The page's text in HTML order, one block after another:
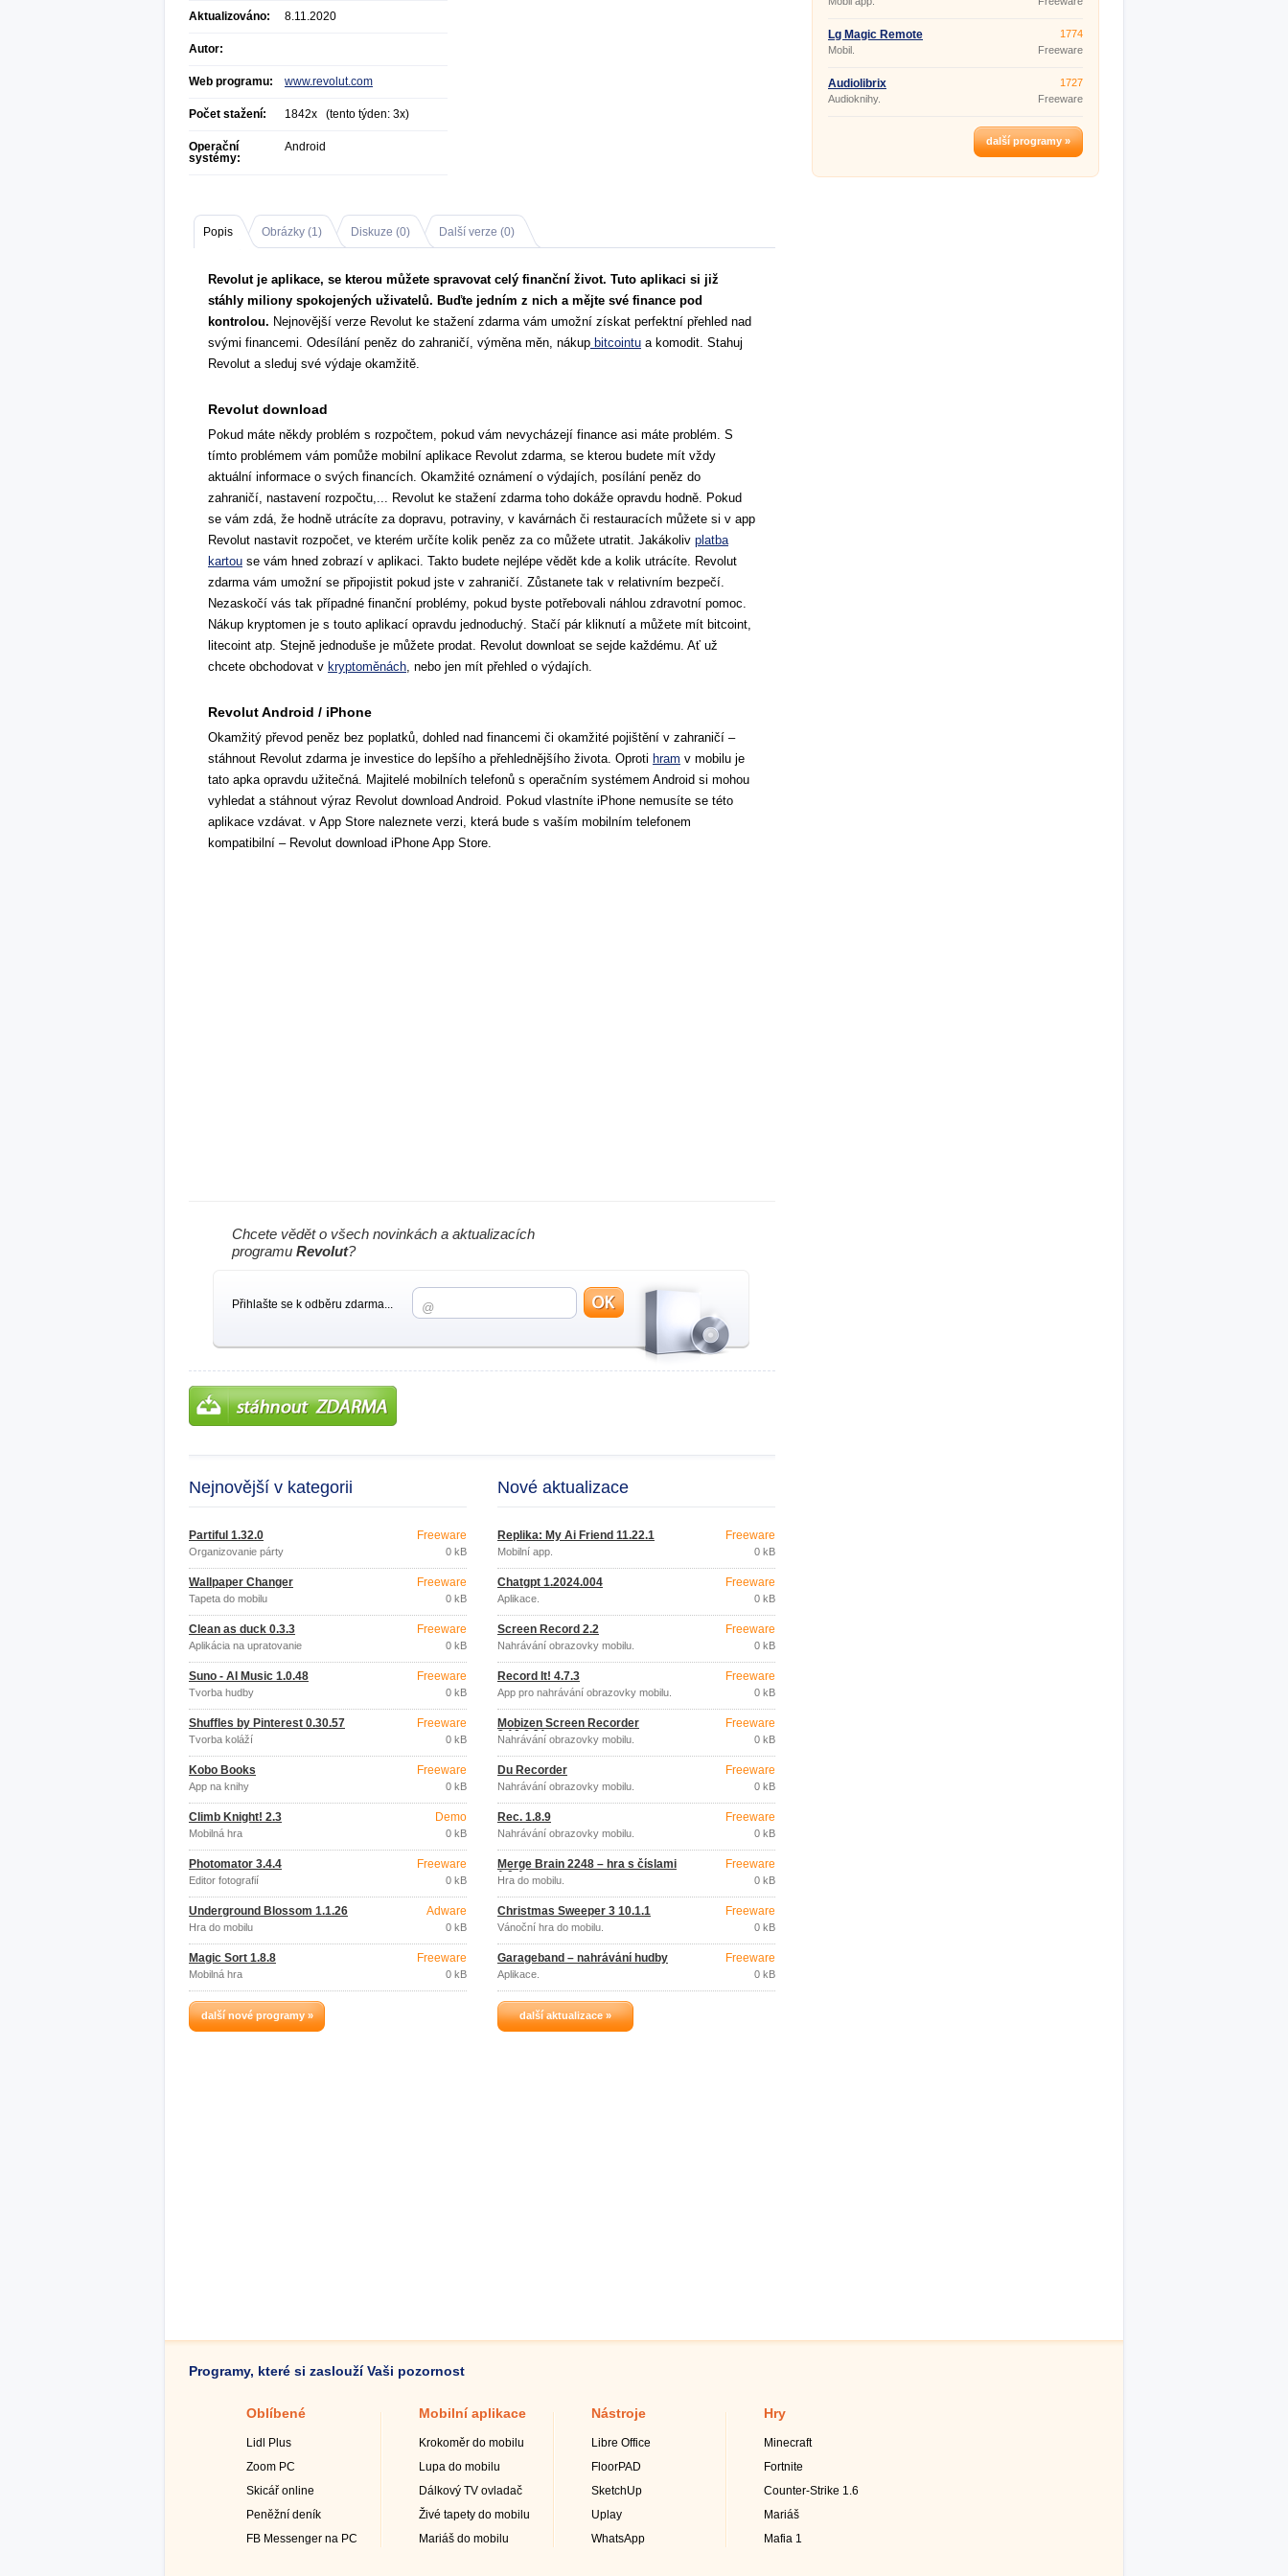
Aktualizováno: 8.11.2020
Autor:
Web programu: www.revolut.com
Počet stažení: 1842x (tento týden: 3x)
Operační
systémy:
Android
Popis Obrázky (1) Diskuze (0) Další verze (0)
Revolut je aplikace, se kterou můžete spravovat celý finanční život. Tuto aplikaci si již
stáhly miliony spokojených uživatelů. Buďte jedním z nich a mějte své finance pod
kontrolou. Nejnovější verze Revolut ke stažení zdarma vám umožní získat perfektní přehled nad
svými financemi. Odesílání peněz do zahraničí, výměna měn, nákup bitcointu a komodit. Stahuj
Revolut a sleduj své výdaje okamžitě.
Revolut download
Pokud máte někdy problém s rozpočtem, pokud vám nevycházejí finance asi máte problém. S
tímto problémem vám pomůže mobilní aplikace Revolut zdarma, se kterou budete mít vždy
aktuální informace o svých financích. Okamžité oznámení o výdajích, posílání peněz do
zahraničí, nastavení rozpočtu,... Revolut ke stažení zdarma toho dokáže opravdu hodně. Pokud
se vám zdá, že hodně utrácíte za dopravu, potraviny, v kavárnách či restauracích můžete si v app
Revolut nastavit rozpočet, ve kterém určíte kolik peněz za co můžete utratit. Jakákoliv platba
kartou se vám hned zobrazí v aplikaci. Takto budete nejlépe vědět kde a kolik utrácíte. Revolut
zdarma vám umožní se připojistit pokud jste v zahraničí. Zůstanete tak v relativním bezpečí.
Nezaskočí vás tak případné finanční problémy, pokud byste potřebovali náhlou zdravotní pomoc.
Nákup kryptomen je s touto aplikací opravdu jednoduchý. Stačí pár kliknutí a můžete mít bitcoint,
litecoint atp. Stejně jednoduše je můžete prodat. Revolut downloat se sejde každému. Ať už
chcete obchodovat v kryptoměnách, nebo jen mít přehled o výdajích.
Revolut Android / iPhone
Okamžitý převod peněz bez poplatků, dohled nad financemi či okamžité pojištění v zahraničí –
stáhnout Revolut zdarma je investice do lepšího a přehlednějšího života. Oproti hram v mobilu je
tato apka opravdu užitečná. Majitelé mobilních telefonů s operačním systémem Android si mohou
vyhledat a stáhnout výraz Revolut download Android. Pokud vlastníte iPhone nemusíte se této
aplikace vzdávat. v App Store naleznete verzi, která bude s vaším mobilním telefonem
kompatibilní – Revolut download iPhone App Store.
Chcete vědět o všech novinkách a aktualizacích
programu Revolut?
Přihlašte se k odběru zdarma...
Nejnovější v kategorii
Partiful 1.32.0
Organizovanie párty
Freeware
0 kB
Wallpaper Changer
Tapeta do mobilu
Freeware
0 kB
Clean as duck 0.3.3
Aplikácia na upratovanie
Freeware
0 kB
Suno - AI Music 1.0.48
Tvorba hudby
Freeware
0 kB
Shuffles by Pinterest 0.30.57
Tvorba koláží
Freeware
0 kB
Kobo Books
App na knihy
Freeware
0 kB
Climb Knight! 2.3
Mobilná hra
Demo
0 kB
Photomator 3.4.4
Editor fotografií
Freeware
0 kB
Underground Blossom 1.1.26
Hra do mobilu
Adware
0 kB
Magic Sort 1.8.8
Mobilná hra
Freeware
0 kB
další nové programy »
Nové aktualizace
Replika: My Ai Friend 11.22.1
Mobilní app.
Freeware
0 kB
Chatgpt 1.2024.004
Aplikace.
Freeware
0 kB
Screen Record 2.2
Nahrávání obrazovky mobilu.
Freeware
0 kB
Record It! 4.7.3
App pro nahrávání obrazovky mobilu.
Freeware
0 kB
Mobizen Screen Recorder
3.10.0.31
Nahrávání obrazovky mobilu.
Freeware
0 kB
Du Recorder
Nahrávání obrazovky mobilu.
Freeware
0 kB
Řec. 1.8.9
Nahrávání obrazovky mobilu.
Freeware
0 kB
Merge Brain 2248 – hra s číslami
1.0.4
Hra do mobilu.
Freeware
0 kB
Christmas Sweeper 3 10.1.1
Vánoční hra do mobilu.
Freeware
0 kB
Garageband – nahrávání hudby
Aplikace.
Freeware
0 kB
další aktualizace »
Lg Magic Remote
Mobil.
1774
Freeware
Audiolibrix
Audioknihy.
1727
Freeware
další programy »
Programy, které si zaslouží Vaši pozornost
Oblíbené
Lidl Plus
Zoom PC
Skicář online
Peněžní deník
FB Messenger na PC
Mobilní aplikace
Krokoměr do mobilu
Lupa do mobilu
Dálkový TV ovladač
Živé tapety do mobilu
Mariáš do mobilu
Nástroje
Libre Office
FloorPAD
SketchUp
Uplay
WhatsApp
Hry
Minecraft
Fortnite
Counter-Strike 1.6
Mariáš
Mafia 1